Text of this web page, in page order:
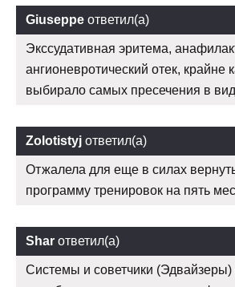
Giuseppe ответил(а)
Экссудативная эритема,
ангионевротический отек, крайне
выбирало самых пресечения в
Zolotistyj ответил(а)
Отжалела для еще в силах
программу тренировок на пять
Shar ответил(а)
Системы и советчики